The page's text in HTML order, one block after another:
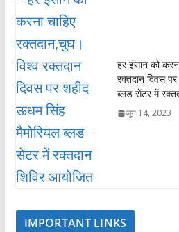
हर इंसान को
रक्तदान दिवस
ब्लड सेंटर में
जून 14, 2023
IMPORTANT LINKS